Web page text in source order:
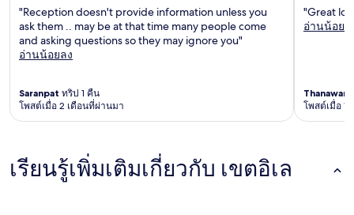
"Reception doesn't provide information unless you
ask them .. may be at that time many people come
and asking questions so they may ignore you"
อ่านน้อยลง
Saranpat ทริป 1 คืน
โพสต์เมื่อ 2 เดือนที่ผ่านมา
"Great
อ่านน้อยล
โพสต์เมื่อ
เรียนรู้เพิ่มเติมเกี่ยวกับ เขตอิเล